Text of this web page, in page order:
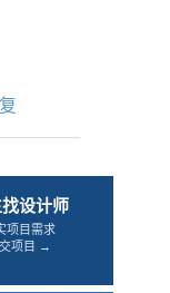
设计师
项目需求
项目 →